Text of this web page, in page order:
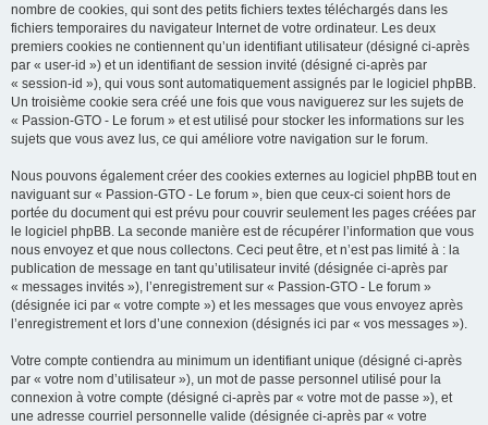
nombre de cookies, qui sont des petits fichiers textes téléchargés dans les
fichiers temporaires du navigateur Internet de votre ordinateur. Les deux
premiers cookies ne contiennent qu’un identifiant utilisateur (désigné ci-après
par « user-id ») et un identifiant de session invité (désigné ci-après par
« session-id »), qui vous sont automatiquement assignés par le logiciel phpBB.
Un troisième cookie sera créé une fois que vous naviguerez sur les sujets de
« Passion-GTO - Le forum » et est utilisé pour stocker les informations sur les
sujets que vous avez lus, ce qui améliore votre navigation sur le forum.
Nous pouvons également créer des cookies externes au logiciel phpBB tout en
naviguant sur « Passion-GTO - Le forum », bien que ceux-ci soient hors de
portée du document qui est prévu pour couvrir seulement les pages créées par
le logiciel phpBB. La seconde manière est de récupérer l’information que vous
nous envoyez et que nous collectons. Ceci peut être, et n’est pas limité à : la
publication de message en tant qu’utilisateur invité (désignée ci-après par
« messages invités »), l’enregistrement sur « Passion-GTO - Le forum »
(désignée ici par « votre compte ») et les messages que vous envoyez après
l’enregistrement et lors d’une connexion (désignés ici par « vos messages »).
Votre compte contiendra au minimum un identifiant unique (désigné ci-après
par « votre nom d’utilisateur »), un mot de passe personnel utilisé pour la
connexion à votre compte (désigné ci-après par « votre mot de passe »), et
une adresse courriel personnelle valide (désignée ci-après par « votre